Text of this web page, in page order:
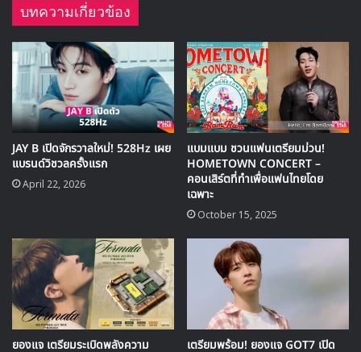
จินยองเผยถึงสาเหตุที่เขาตัดสินใจรับบทนี้ว่า
“ขณะที่อ่านบท ผมสัมผัสได้ถึงแผลลึกๆ
ที่ตัวละครแต่ละตัวพยายามซ่อนเอาไว้
มันเหมือนกับชีวิตจริงเลยครับ”
เขายังเล่าเสริมอีกว่า ความอยากรู้ว่าจะถ่ายทอดตัวละครที่ซับซ้อน
แบบโฮซูออกมาได้อย่างไร เป็นแรงผลักดันสำคัญที่ทำให้เขา
ตัดสินใจเลือกโปรเจกต์นี้
บทความเกี่ยวข้อง
JAY B เปิดจักรวาลใหม่! 528Hz เผย
แบรนด์วิชวลครั้งแรก
April 22, 2026
แบมแบม ชวนแฟนเตรียมม่วน!
HOMETOWN CONCERT –
คอนเสิร์ตที่ทำเพื่อแฟนไทยโดย
เฉพาะ
October 15, 2025
ยองแจ เตรียมระเบิดพลังความ เตรียมพร้อม! ยองแจ GOT7 เปิด